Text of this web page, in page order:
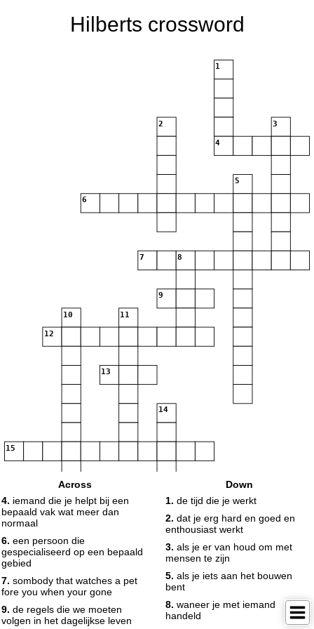
Hilberts crossword
1
2 3
4
5
6
7 8
9
10 11
12
13
14
15
Across
4. iemand die je helpt bij een
bepaald vak wat meer dan
normaal
6. een persoon die
gespecialiseerd op een bepaald
gebied
7. sombody that watches a pet
fore you when your gone
9. de regels die we moeten
volgen in het dagelijkse leven
Down
1. de tijd die je werkt
2. dat je erg hard en goed en
enthousiast werkt
3. als je er van houd om met
mensen te zijn
5. als je iets aan het bouwen
bent
8. waneer je met iemand
handeld